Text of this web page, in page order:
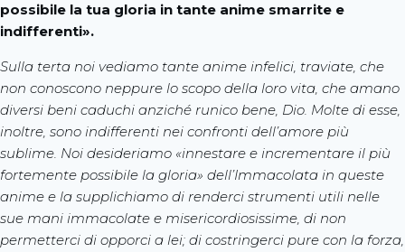
possibile la tua gloria in tante anime smarrite e
indifferenti».
Sulla terta noi vediamo tante anime infelici, traviate, che
non conoscono neppure lo scopo della loro vita, che amano
diversi beni caduchi anziché runico bene, Dio. Molte di esse,
inoltre, sono indifferenti nei confronti dell’amore più
sublime. Noi desideriamo «innestare e incrementare il più
fortemente possibile la gloria» dell’Immacolata in queste
anime e la supplichiamo di renderci strumenti utili nelle
sue mani immacolate e misericordiosissime, di non
permetterci di opporci a lei; di costringerci pure con la forza,